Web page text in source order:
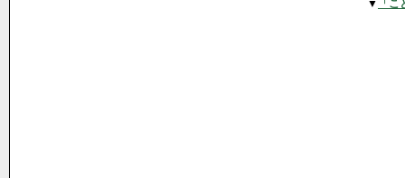
▼ 「